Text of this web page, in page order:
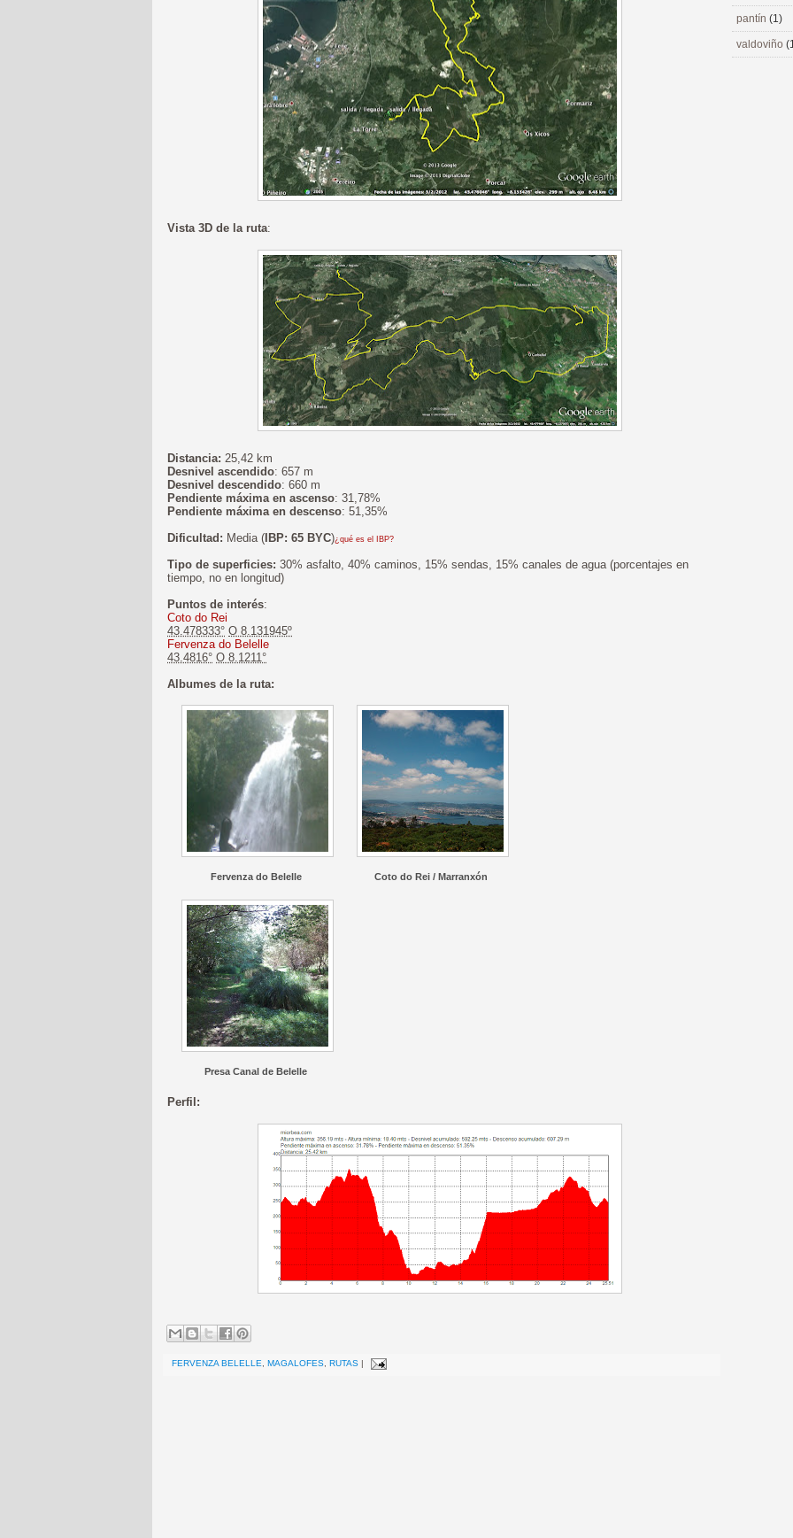
Vista 3D de la ruta:
Distancia: 25,42 km
Desnivel ascendido: 657 m
Desnivel descendido: 660 m
Pendiente máxima en ascenso: 31,78%
Pendiente máxima en descenso: 51,35%
Dificultad: Media ( IBP: 65 BYC)¿qué es el IBP?
Tipo de superficies: 30% asfalto, 40% caminos, 15% sendas, 15% canales de agua (porcentajes en
tiempo, no en longitud)
Puntos de interés:
Coto do Rei
43.478333° O 8.131945º
Fervenza do Belelle
43.4816° O 8.1211°
Albumes de la ruta:
Fervenza do Belelle Coto do Rei / Marranxón
Presa Canal de Belelle
Perfil:
FERVENZA BELELLE MAGALOFES RUTAS |
pantín (1)
valdoviño